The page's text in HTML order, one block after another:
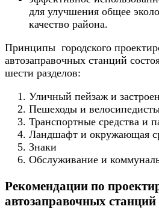
для улучшения общее
качество района.
Принципы городского
автозаправочных станций
шести разделов:
Уличный пейзаж и
Пешеходы и
Транспортные средства и
Ландшафт и окружающая
Знаки
Обслуживание и
Рекомендации по
автозаправочных станций